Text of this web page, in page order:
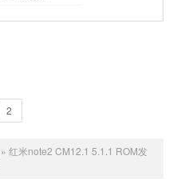
2
» 红米note2 CM12.1 5.1.1 ROM发